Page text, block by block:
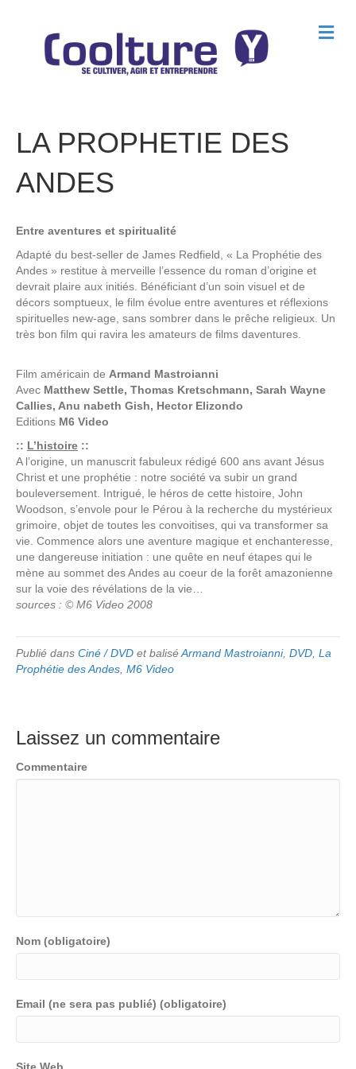
M
e
LA PROPHETIE DES
ANDES
Entre aventures et spiritualité
Adapté du best-seller de James Redfield, « La Prophétie des
Andes » restitue à merveille l’essence du roman d’origine et
devrait plaire aux initiés. Bénéficiant d’un soin visuel et de
décors somptueux, le film évolue entre aventures et réflexions
spirituelles new-age, sans sombrer dans le prêche religieux. Un
très bon film qui ravira les amateurs de films daventures.
Film américain de Armand Mastroianni
Avec Matthew Settle, Thomas Kretschmann, Sarah Wayne
Callies, Anu nabeth Gish, Hector Elizondo
Editions M6 Video
:: L’histoire ::
A l’origine, un manuscrit fabuleux rédigé 600 ans avant Jésus
Christ et une prophétie : notre société va subir un grand
bouleversement. Intrigué, le héros de cette histoire, John
Woodson, s’envole pour le Pérou à la recherche du mystérieux
grimoire, objet de toutes les convoitises, qui va transformer sa
vie. Commence alors une aventure magique et enchanteresse,
une dangereuse initiation : une quête en neuf étapes qui le
mène au sommet des Andes au coeur de la forêt amazonienne
sur la voie des révélations de la vie…
sources : © M6 Video 2008
Publié dans Ciné / DVD et baliséArmand Mastroianni, DVD La
Prophétie des Andes M6 Video
Laissez un commentaire
Commentaire
Nom (obligatoire)
Email (ne sera pas publié) (obligatoire)
Site Web